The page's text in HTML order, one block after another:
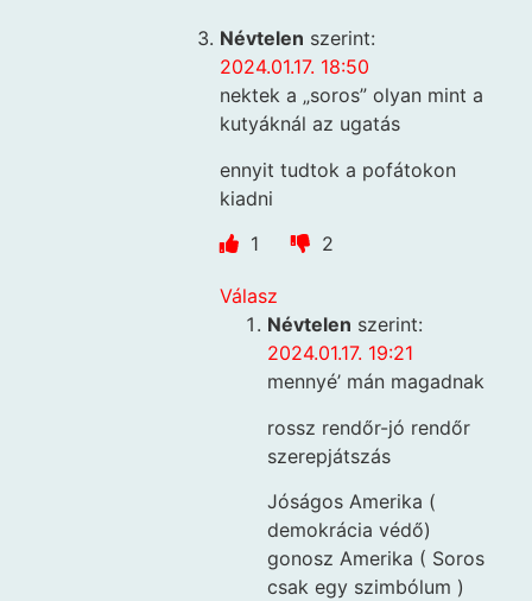
Névtelen szerint:
2024.01.17. 18:50
nektek a „soros” olyan mint a
kutyáknál az ugatás
ennyit tudtok a pofátokon
kiadni
1
2
Válasz
Névtelen szerint:
2024.01.17. 19:21
mennyé’ mán magadnak
rossz rendőr-jó rendőr
szerepjátszás
Jóságos Amerika (
demokrácia védő)
gonosz Amerika ( Soros
csak egy szimbólum )